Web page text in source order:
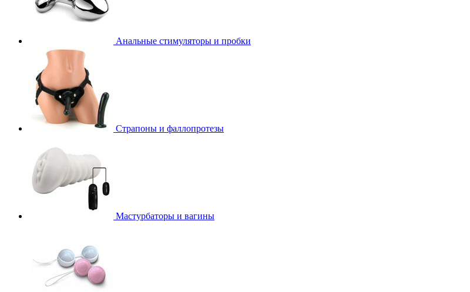
Анальные стимуляторы и пробки
Страпоны и фаллопротезы
Мастурбаторы и вагины